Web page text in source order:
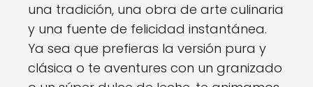
una tradición, una obra de arte culinaria
y una fuente de felicidad instantánea.
Ya sea que prefieras la versión pura y
clásica o te aventures con un granizado